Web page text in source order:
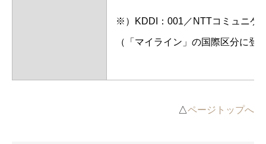
※）KDDI：001／NTTコミュニケ
（「マイライン」の国際区分に
△ページトップへ